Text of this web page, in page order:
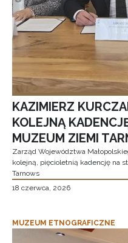
KAZIMIERZ
KOLEJNĄ
MUZEUM ZIEMI
Zarząd Województwa
kolejną, pięcioletnią kadencję na
Tarnows
18 czerwca, 2026
MUZEUM ETNOGRAFICZNE